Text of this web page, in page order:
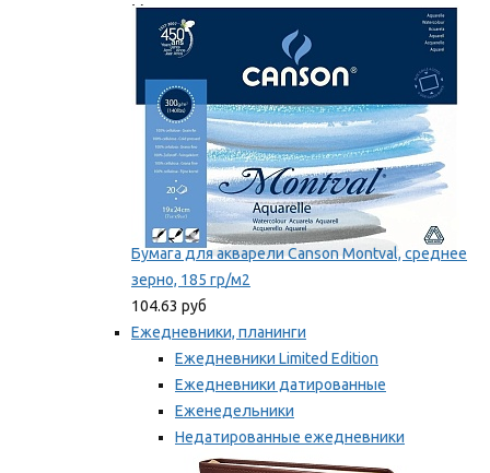
Мы рекомендуем
Бумага для акварели Canson Montval, среднее
зерно, 185 гр/м2
104.63 руб
Ежедневники, планинги
Ежедневники Limited Edition
Ежедневники датированные
Еженедельники
Недатированные ежедневники
Планинги